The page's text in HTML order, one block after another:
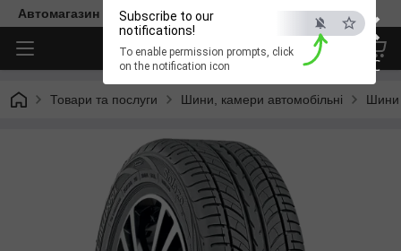
×
ESC
Subscribe to our
notifications!
To enable permission prompts, click
on the notification icon
Автомагазин "Діксон"
Товари та послуги Шини, камери автомобільні Шини